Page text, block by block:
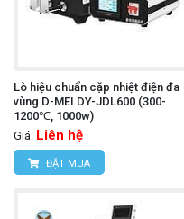
Lò hiệu chuẩn cặp nhiệt điện đa
vùng D-MEI DY-JDL600 (300-
1200℃, 1000w)
Giá: Liên hệ
ĐẶT MUA